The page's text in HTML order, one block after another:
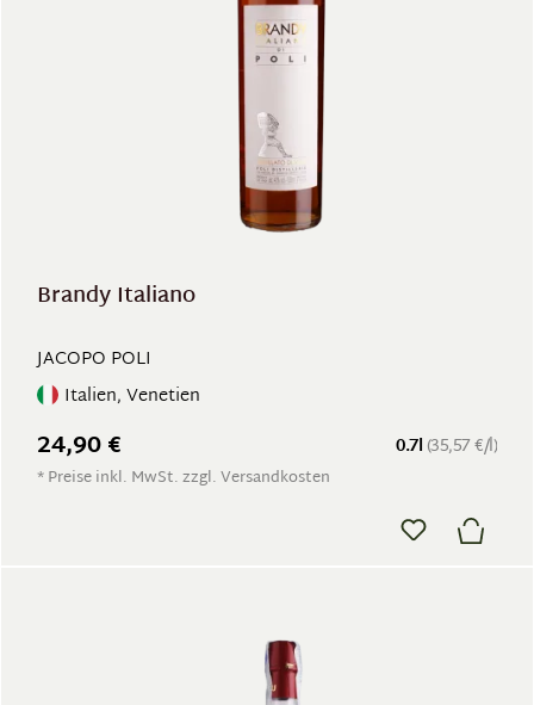
Brandy Italiano
JACOPO POLI
Italien, Venetien
0.7l (35,57 €/l)
24,90 €
* Preise inkl. MwSt. zzgl. Versandkosten